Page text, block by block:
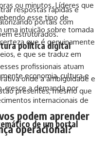
respostas rápidas e
portais com
estruturados.
política digital
economia, cultura e
cresce a demanda por
internacionais de
de um portal
ou minutos. Líderes que
esse tipo de
intuição sobre tomada
que é genuinamente
e que se traduz em
profissionais atuam
onde a ambiguidade e
presentes, mesmo que
podem aprender
operacional?